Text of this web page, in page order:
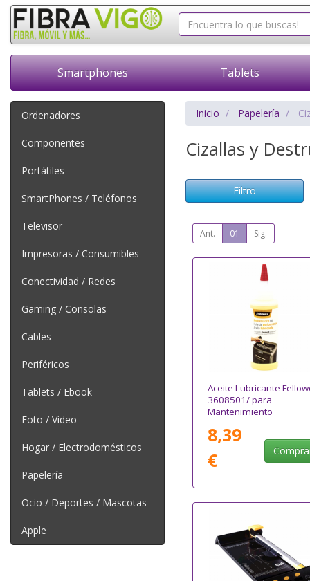
Smartphones Tablets
Ordenadores
Componentes
Portátiles
SmartPhones / Teléfonos
Televisor
Impresoras / Consumibles
Conectividad / Redes
Gaming / Consolas
Cables
Periféricos
Tablets / Ebook
Foto / Video
Hogar / Electrodomésticos
Papelería
Ocio / Deportes / Mascotas
Apple
Inicio Papelería
Cizallas y
Filtro
Ant. 01 Sig.
Aceite Lubricante
3608501/ para
Mantenimiento
8,39
€